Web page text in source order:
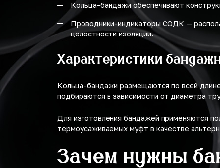
Кольца-бандажи обеспечивают
Проводники-индикаторы СОДК —
целостности изоляции.
Характеристики
Кольца-бандажи размещаются по всей
подбираются в зависимости от диаметра
Для изготовления бандажей применяются
термоусаживаемых муфт в качестве
Зачем нужны